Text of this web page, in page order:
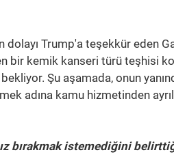
Trump'a teşekkür eden
bir kemik kanseri türü teşhisi
Şu aşamada, onun
adına kamu hizmetinden
bırakmak istemediğini